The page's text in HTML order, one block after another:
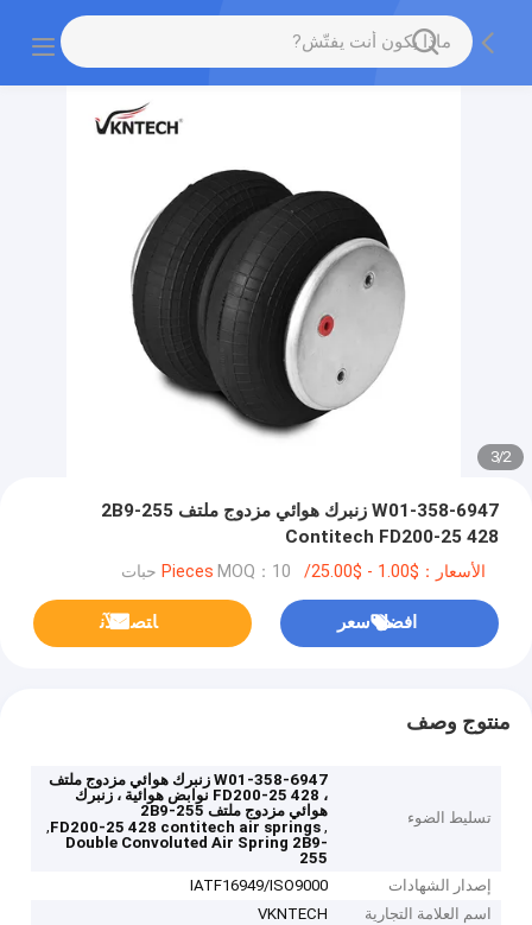
2
/
3
W01-358-6947 زنبرك هوائي مزدوج ملتف 2B9-255
Contitech FD200-25 428
الأسعار：$1.00 - $25.00/Pieces MOQ：10 حبات
افضل سعر ﺎﺘﺼﻟ ﺍﻶﻧ
منتوج وصف
تسليط الضوء
W01-358-6947 زنبرك هوائي مزدوج ملتف
، FD200-25 428 نوابض هوائية ، زنبرك
هوائي مزدوج ملتف 2B9-255
,
FD200-25 428 contitech air springs
,
Double Convoluted Air Spring 2B9-
255
إصدار الشهادات
IATF16949/ISO9000
اسم العلامة التجارية
VKNTECH